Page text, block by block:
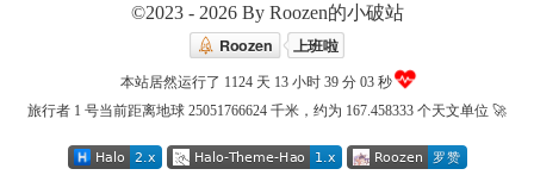
©2023 - 2026 By Roozen的小破站
本站居然运行了 1124 天 13 小时 39 分 03 秒
旅行者 1 号当前距离地球 25051766624 千米，约为 167.458333 个天文单位 🚀